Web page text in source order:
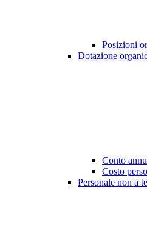
Posizioni
Dotazione
Conto
Costo
Personale non a